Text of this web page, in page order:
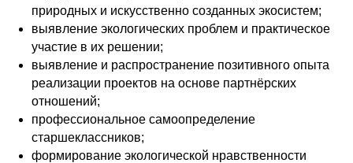
природных и искусственно созданных экосистем;
выявление экологических проблем и практическое
участие в их решении;
выявление и распространение позитивного опыта
реализации проектов на основе партнёрских
отношений;
профессиональное самоопределение
старшеклассников;
формирование экологической нравственности